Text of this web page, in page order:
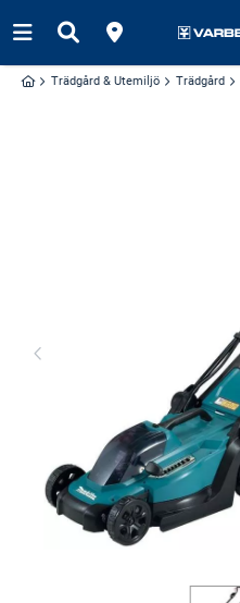
Trädgård & Utemiljö Trädgård